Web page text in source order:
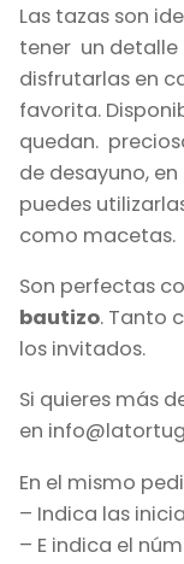
Las tazas son
tener un detalle
disfrutarlas en
favorita.
quedan.
de desayuno,
puedes
como macetas.
Son perfectas
bautizo. Tanto
los invitados.
Si quieres más
en
En el mismo
– Indica las
– E indica el